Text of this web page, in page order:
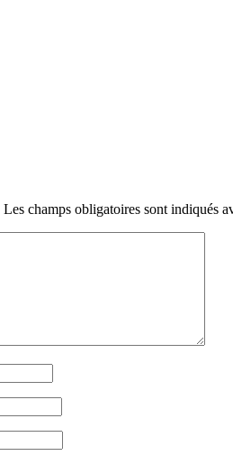
Les champs obligatoires sont indiqués